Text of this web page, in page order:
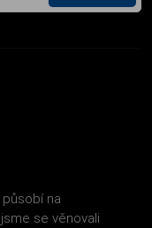
působí na
se věnovali